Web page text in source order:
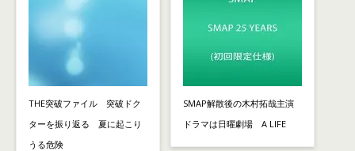
THE突破ファイル 突破ドク
ターを振り返る 夏に起こり
うる危険
SMAP解散後の木村拓哉主演
ドラマは日曜劇場 A LIFE